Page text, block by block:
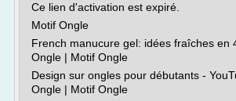
Ce lien d'activation est expiré.
Motif Ongle
French manucure gel: idées fraîches en
Ongle | Motif Ongle
Design sur ongles pour débutants -
Ongle | Motif Ongle